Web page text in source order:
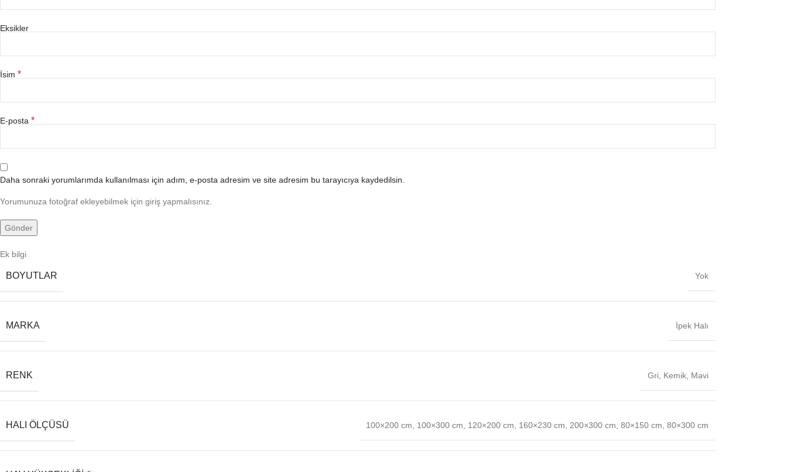
Eksikler
İsim *
E-posta *
Daha sonraki yorumlarımda kullanılması için adım, e-posta adresim ve site adresim bu tarayıcıya kaydedilsin.
Yorumunuza fotoğraf ekleyebilmek için giriş yapmalısınız.
Ek bilgi
BOYUTLAR Yok
MARKA İpek Halı
RENK Gri Kemik Mavi
HALI ÖLÇÜSÜ 100×200 cm 100×300 cm 120×200 cm 160×230 cm 200×300 cm 80×150 cm 80×300 cm